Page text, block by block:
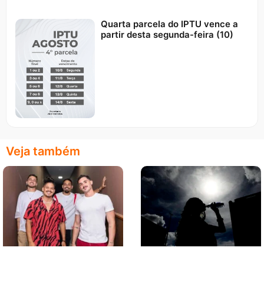
Quarta parcela do IPTU vence a
partir desta segunda-feira (10)
Veja também